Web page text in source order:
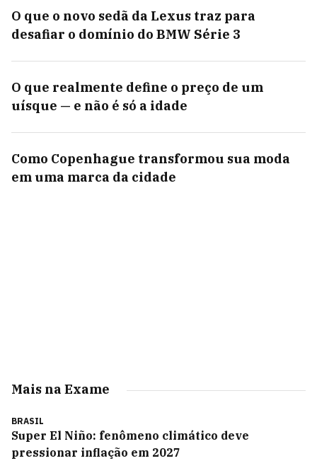
O que o novo sedã da Lexus traz para
desafiar o domínio do BMW Série 3
O que realmente define o preço de um
uísque — e não é só a idade
Como Copenhague transformou sua moda
em uma marca da cidade
Mais na Exame
BRASIL
Super El Niño: fenômeno climático deve
pressionar inflação em 2027